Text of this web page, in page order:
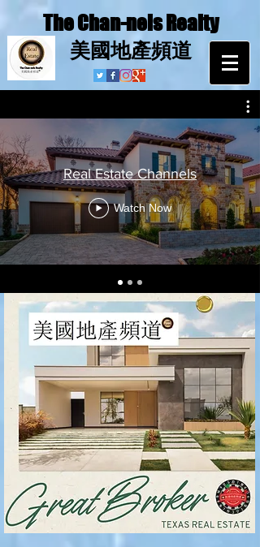
The Chan-nels Realty
​美國地產頻道
Real Estate Channels
Watch Now